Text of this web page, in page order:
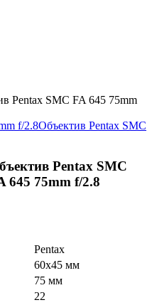
Pentax SMC FA 645 75mm
f/2.8Объектив Pentax SMC
Pentax SMC
645 75mm f/2.8
Pentax
60x45 мм
75 мм
22